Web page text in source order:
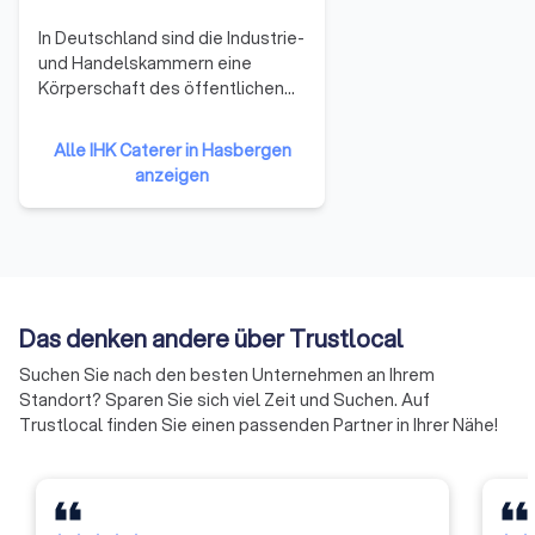
Versteckte Kosten vermeiden
Erkundigen Sie sich gezielt, ob Geschirr im Preis enthalten ist,
Servicepersonal zusätzliche Kosten anfallen und ob es
Stornogebühren gibt. Seriöse Anbieter kommunizieren
sämtliche Leistungen und Preise transparent. Je mehr
Partyservice oder Vollservice-Catering
buchen?
Beim Vergleich von Angeboten in Hasbergen begegnen Ihnen
zwei verschiedene Servicemodelle.
Partyservice
In Deutschland sind die Industrie-
und Handelskammern eine
Körperschaft des öffentlichen
Unternehmen einer Region. Alle
Gewerbetreibenden und
Unternehmen mit Ausnahme
reiner Handwerksunternehmen,
an.
Alle IHK Caterer in Hasbergen
anzeigen
Das denken andere über Trustlocal
Suchen Sie nach den besten Unternehmen an Ihrem
Standort? Sparen Sie sich viel Zeit und Suchen. Auf
Trustlocal finden Sie einen passenden Partner in Ihrer Nähe!